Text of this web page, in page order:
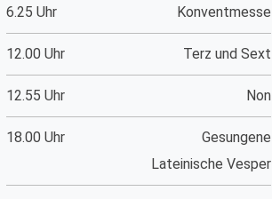
6.25 Uhr Konventmesse
12.00 Uhr Terz und Sext
12.55 Uhr Non
18.00 Uhr
Gesungene
Lateinische Vesper